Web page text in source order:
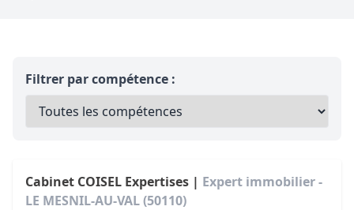
Filtrer par compétence :
Cabinet COISEL Expertises | Expert immobilier -
LE MESNIL-AU-VAL (50110)